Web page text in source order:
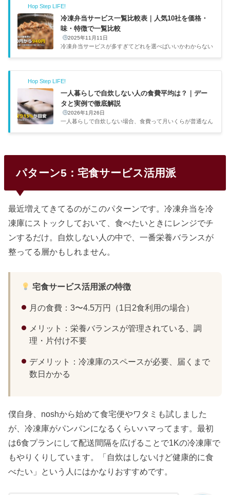
Hop Step LIFE!
冷凍弁当サービス一覧比較表｜人気10社を価格・
味・特徴で一覧比較
2025年11月11日
冷凍弁当サービスが多すぎてどれを選べばいいかわからない
メニュー数・解約条件もサービスごとにかなり違う。目的に
合った2〜3社に絞って初回割引で食べ比べるのが、一番確実
な選び方だ。出典：nosh（ナッシュ）公式サイト主要4社の
早見比較10社の中でも利用者数が多く、初めての人に選ばれ
やすい4社を比較した。コスパとメニュー数のバランスではn
oshが一歩リードしている。サービス1食あたり送料メニュ
ー数特徴nosh462円...
Hop Step LIFE!
一人暮らしで自炊しない人の食費平均は？｜デー
タと実例で徹底解説
2026年1月26日
一人暮らしで自炊しない場合、食費って月いくらが普通なん
タと実際の経験をもとに、自炊しない一人暮らしの食費のリ
のくらいなんだろう？公的データで見る一人暮らしの食費総
4万円です。ただしこれは全年齢・全ライフスタイルの平均
パターン5：宅食サービス活用派
最近増えてきてるのがこのパターンです。冷凍弁当を冷
凍庫にストックしておいて、食べたいときにレンジでチ
ンするだけ。自炊しない人の中で、一番栄養バランスが
整ってる層かもしれません。
宅食サービス活用派の特徴
月の食費：3〜4.5万円（1日2食利用の場合）
メリット：栄養バランスが管理されている、調
理・片付け不要
デメリット：冷凍庫のスペースが必要、届くまで
数日かかる
僕自身、noshから始めて食宅便やワタミも試しました
が、冷凍庫がパンパンになるくらいハマってます。最初
は6食プランにして配送間隔を広げることで1Kの冷凍庫で
もやりくりしています。「自炊はしないけど健康的に食
べたい」という人にはかなりおすすめです。